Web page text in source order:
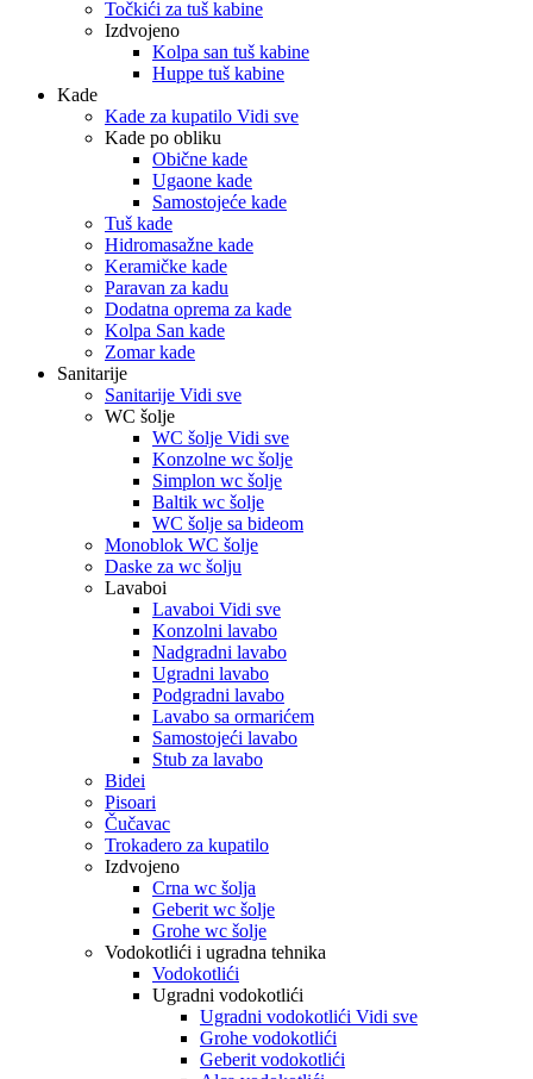
Točkići za tuš kabine
Izdvojeno
Kolpa san tuš kabine
Huppe tuš kabine
Kade
Kade za kupatilo Vidi sve
Kade po obliku
Obične kade
Ugaone kade
Samostojeće kade
Tuš kade
Hidromasažne kade
Keramičke kade
Paravan za kadu
Dodatna oprema za kade
Kolpa San kade
Zomar kade
Sanitarije
Sanitarije Vidi sve
WC šolje
WC šolje Vidi sve
Konzolne wc šolje
Simplon wc šolje
Baltik wc šolje
WC šolje sa bideom
Monoblok WC šolje
Daske za wc šolju
Lavaboi
Lavaboi Vidi sve
Konzolni lavabo
Nadgradni lavabo
Ugradni lavabo
Podgradni lavabo
Lavabo sa ormarićem
Samostojeći lavabo
Stub za lavabo
Bidei
Pisoari
Čučavac
Trokadero za kupatilo
Izdvojeno
Crna wc šolja
Geberit wc šolje
Grohe wc šolje
Vodokotlići i ugradna tehnika
Vodokotlići
Ugradni vodokotlići
Ugradni vodokotlići Vidi sve
Grohe vodokotlići
Geberit vodokotlići